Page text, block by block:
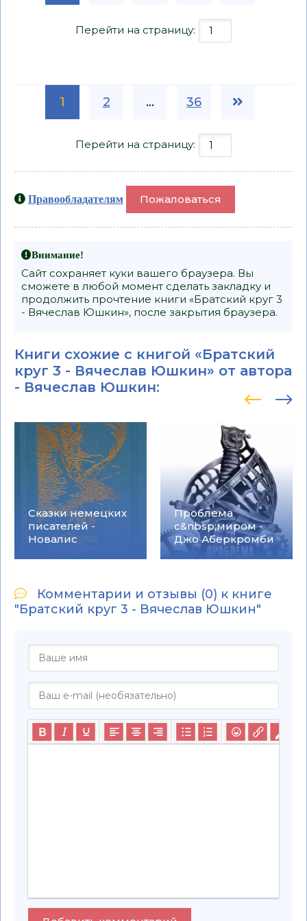
Перейти на страницу:
1 2 ... 36
Перейти на страницу:
Правообладателям Пожаловаться
Внимание!
Сайт сохраняет куки вашего браузера. Вы
сможете в любой момент сделать закладку и
продолжить прочтение книги «Братский круг 3
- Вячеслав Юшкин», после закрытия браузера.
Книги схожие с книгой «Братский
круг 3 - Вячеслав Юшкин» от автора
- Вячеслав Юшкин:
Сказки немецких
писателей -
Новалис
Проблема
с&nbsp;миром -
Джо Аберкромби
Комментарии и отзывы (0) к книге
"Братский круг 3 - Вячеслав Юшкин"